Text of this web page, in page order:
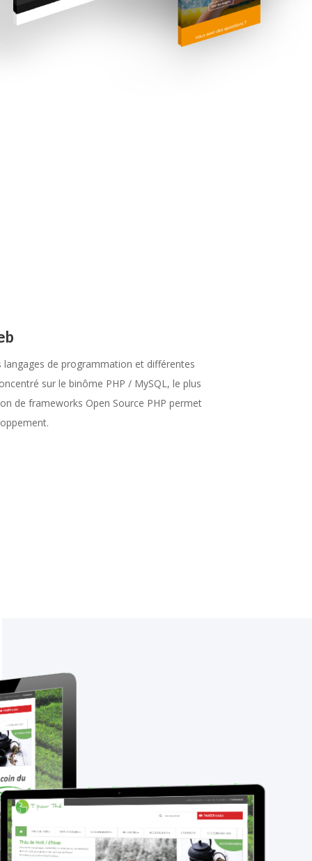
de programmation et différentes
sur le binôme PHP / MySQL, le plus
de frameworks Open Source PHP permet